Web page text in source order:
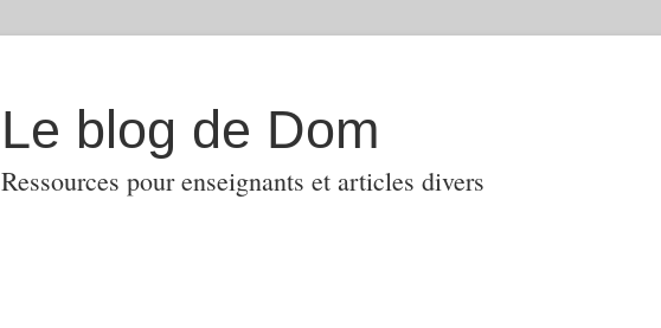
Le blog de Dom
Ressources pour enseignants et articles divers